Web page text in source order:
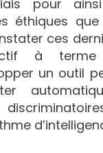
pour
éthiques
ces
à
un outil